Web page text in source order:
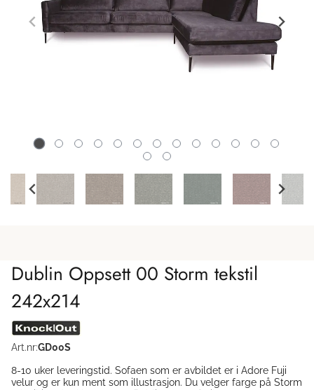
Dublin Oppsett 00 Storm tekstil
242x214
Art.nr:GD00S
8-10 uker leveringstid. Sofaen som er avbildet er i Adore Fuji
velur og er kun ment som illustrasjon. Du velger farge på Storm